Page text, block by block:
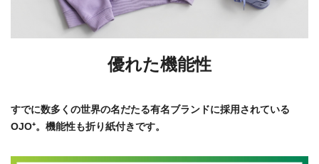
優れた機能性
すでに数多くの世界の名だたる有名ブランドに採用されている
OJO⁺。機能性も折り紙付きです。